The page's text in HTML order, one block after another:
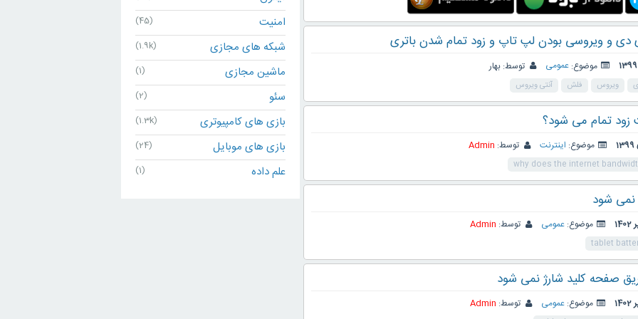
و ویروسی بودن لپ تاپ و زود تمام شدن باتری
موضوع: عمومی توسط: بهار
ویروس فلش آنتی ویروس
زود تمام می شود؟
موضوع: اینترنت توسط: Admin
why does the internet
نمی شود
موضوع: عمومی توسط: Admin
tablet
صفحه کلید شارژ نمی شود
موضوع: عمومی توسط: Admin
امنیت (45)
شبکه های مجازی (1.9k)
ماشین مجازی (1)
سئو (2)
بازی های کامپیوتری (1.3k)
بازی های موبایل (24)
علم داده (1)